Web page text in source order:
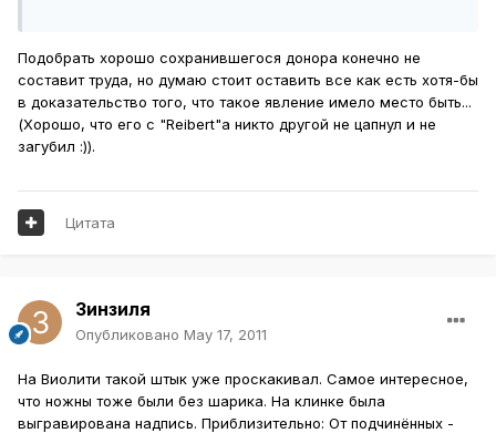
Подобрать хорошо сохранившегося донора конечно не
составит труда, но думаю стоит оставить все как есть хотя-бы
в доказательство того, что такое явление имело место быть...
(Хорошо, что его с "Reibert"a никто другой не цапнул и не
загубил :)).
Цитата
Зинзиля
Опубликовано May 17, 2011
На Виолити такой штык уже проскакивал. Самое интересное,
что ножны тоже были без шарика. На клинке была
выгравирована надпись. Приблизительно: От подчинённых -